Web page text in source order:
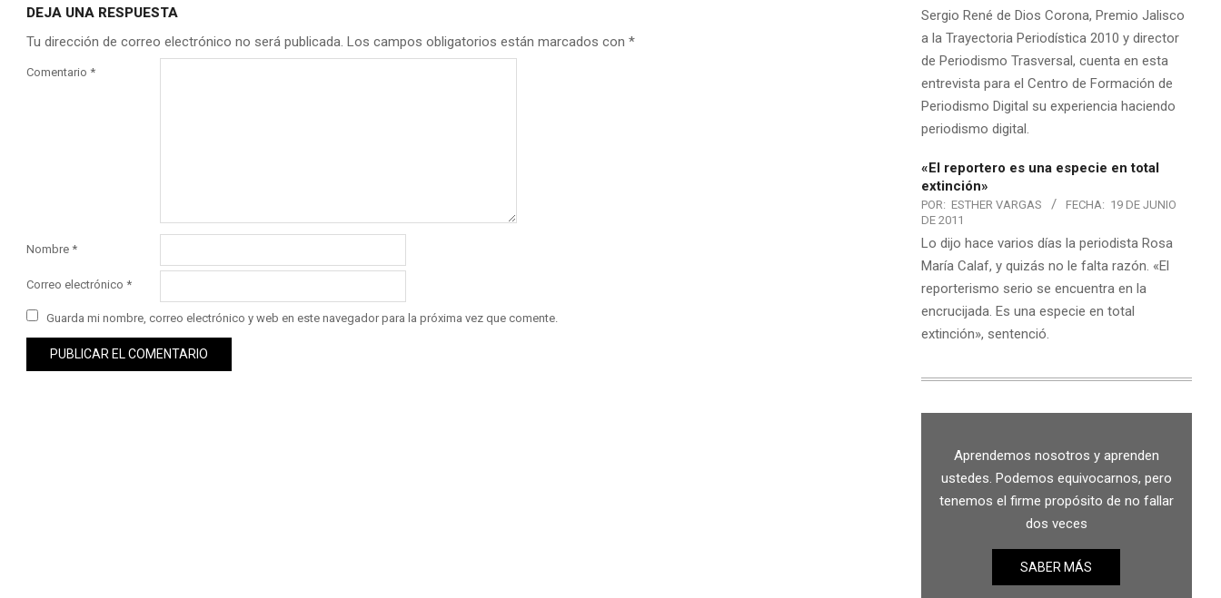
DEJA UNA RESPUESTA
Tu dirección de correo electrónico no será publicada. Los campos obligatorios están marcados con *
Comentario *
Nombre *
Correo electrónico *
Guarda mi nombre, correo electrónico y web en este navegador para la próxima vez que comente.
Sergio René de Dios Corona, Premio Jalisco
a la Trayectoria Periodística 2010 y director
de Periodismo Trasversal, cuenta en esta
entrevista para el Centro de Formación de
Periodismo Digital su experiencia haciendo
periodismo digital.
«El reportero es una especie en total
extinción»
POR: ESTHER VARGAS FECHA: 19 DE JUNIO
DE 2011
Lo dijo hace varios días la periodista Rosa
María Calaf, y quizás no le falta razón. «El
reporterismo serio se encuentra en la
encrucijada. Es una especie en total
extinción», sentenció.
Aprendemos nosotros y aprenden
ustedes. Podemos equivocarnos, pero
tenemos el firme propósito de no fallar
dos veces
SABER MÁS